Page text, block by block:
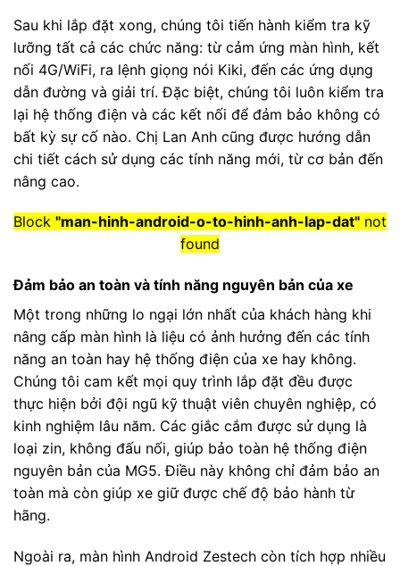
Sau khi lắp đặt xong, chúng tôi tiến hành kiểm tra kỹ
lưỡng tất cả các chức năng: từ cảm ứng màn hình, kết
nối 4G/WiFi, ra lệnh giọng nói Kiki, đến các ứng dụng
dẫn đường và giải trí. Đặc biệt, chúng tôi luôn kiểm tra
lại hệ thống điện và các kết nối để đảm bảo không có
bất kỳ sự cố nào. Chị Lan Anh cũng được hướng dẫn
chi tiết cách sử dụng các tính năng mới, từ cơ bản đến
nâng cao.
Block "man-hinh-android-o-to-hinh-anh-lap-dat" not
found
Đảm bảo an toàn và tính năng nguyên bản của xe
Một trong những lo ngại lớn nhất của khách hàng khi
nâng cấp màn hình là liệu có ảnh hưởng đến các tính
năng an toàn hay hệ thống điện của xe hay không.
Chúng tôi cam kết mọi quy trình lắp đặt đều được
thực hiện bởi đội ngũ kỹ thuật viên chuyên nghiệp, có
kinh nghiệm lâu năm. Các giắc cắm được sử dụng là
loại zin, không đấu nối, giúp bảo toàn hệ thống điện
nguyên bản của MG5. Điều này không chỉ đảm bảo an
toàn mà còn giúp xe giữ được chế độ bảo hành từ
hãng.
Ngoài ra, màn hình Android Zestech còn tích hợp nhiều